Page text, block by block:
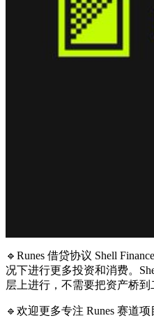
🔹Runes 借贷协议 Shell
况下进行更多投资和消费。
层上进行，不需要把资产桥到
🔹欢迎更多专注 Runes 赛道项